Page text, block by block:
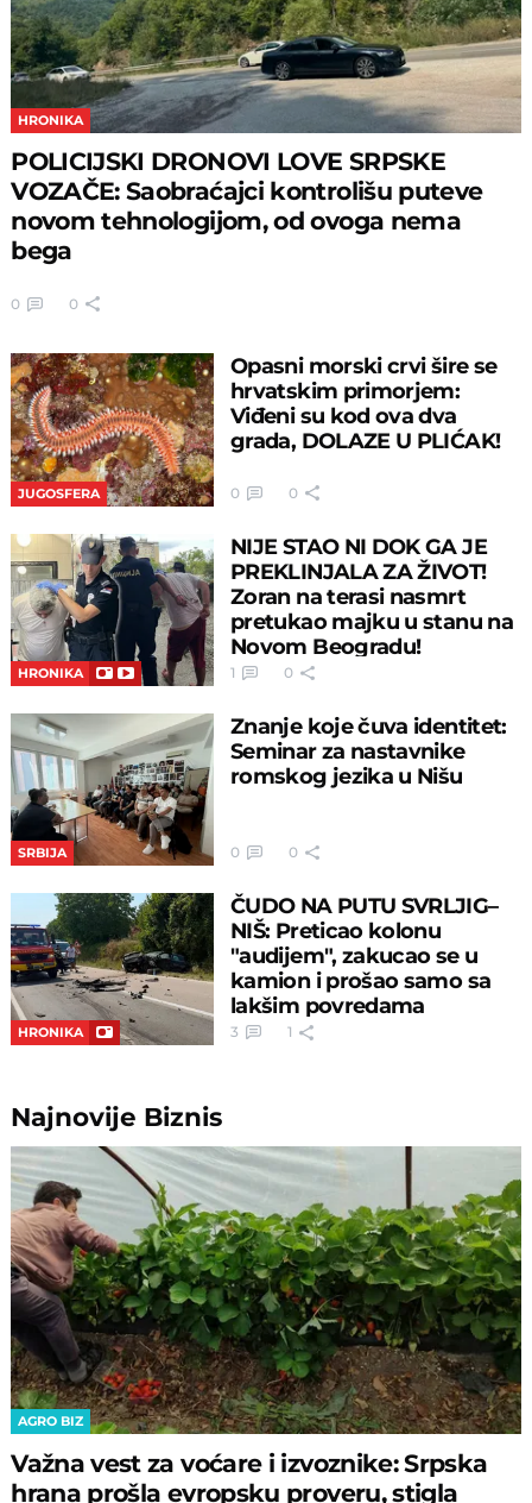
HRONIKA
POLICIJSKI DRONOVI LOVE SRPSKE
VOZAČE: Saobraćajci kontrolišu puteve
novom tehnologijom, od ovoga nema
bega
0 0
JUGOSFERA
Opasni morski crvi šire se
hrvatskim primorjem:
Viđeni su kod ova dva
grada, DOLAZE U PLIĆAK!
0 0
HRONIKA
NIJE STAO NI DOK GA JE
PREKLINJALA ZA ŽIVOT!
Zoran na terasi nasmrt
pretukao majku u stanu na
Novom Beogradu!
1 0
SRBIJA
Znanje koje čuva identitet:
Seminar za nastavnike
romskog jezika u Nišu
0 0
HRONIKA
ČUDO NA PUTU SVRLJIG–
NIŠ: Preticao kolonu
"audijem", zakucao se u
kamion i prošao samo sa
lakšim povredama
3 1
Najnovije Biznis
AGRO BIZ
Važna vest za voćare i izvoznike: Srpska
hrana prošla evropsku proveru, stigla